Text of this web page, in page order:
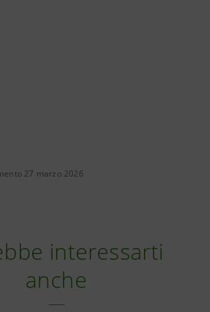
27 marzo 2026
interessarti
anche